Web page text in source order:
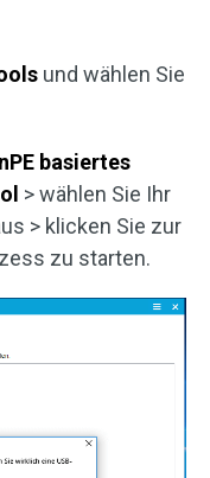
und wählen Sie
basiertes
> wählen Sie Ihr
> klicken Sie zur
zu starten.